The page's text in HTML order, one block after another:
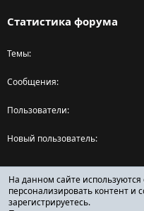
Статистика форума
Темы
Сообщения
Пользователи
Новый пользователь
Поделиться страницей
Facebook
X (Twitter)
Reddit
На данном сайте
персонализировать контент и
зарегистрируетесь.